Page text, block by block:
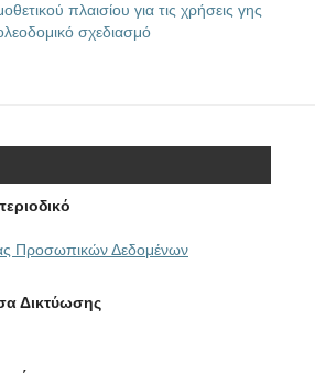
πλαισίου για τις χρήσεις γης
σχεδιασμό
Προσωπικών Δεδομένων
Δικτύωσης